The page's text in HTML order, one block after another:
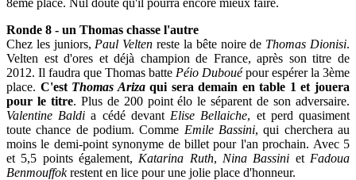
Ronde 8 - un Thomas chasse l'autre
Chez les juniors, Paul Velten reste la bête noire de Thomas Dionisi.
Velten est d'ores et déjà champion de France, après son titre de
2012. Il faudra que Thomas batte Péio Dubouépour espérer la 3ème
place. C'est Thomas Arizaqui sera demain en table 1 et jouera
pour le titre. Plus de 200 point élo le séparent de son adversaire.
Valentine Baldi a cédé devant Elise Bellaiche, et perd quasiment
toute chance de podium. Comme Emile Bassini, qui cherchera au
moins le demi-point synonyme de billet pour l'an prochain. Avec 5
et 5,5 points également, Katarina Ruth, Nina Bassini et Fadoua
Benmouffokrestent en lice pour une jolie place d'honneur.